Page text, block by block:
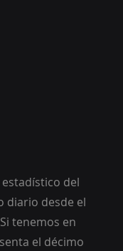
del
diario desde el
tenemos en
el décimo